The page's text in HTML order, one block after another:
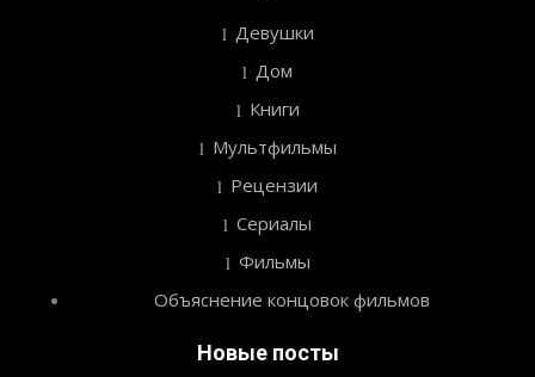
Девушки
Дом
Книги
Мультфильмы
Рецензии
Сериалы
Фильмы
Объяснение концовок фильмов
Новые посты